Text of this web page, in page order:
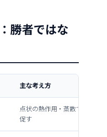
勝者ではな
主な考え方
点状の熱作用・蒸散で皮膚再
促す